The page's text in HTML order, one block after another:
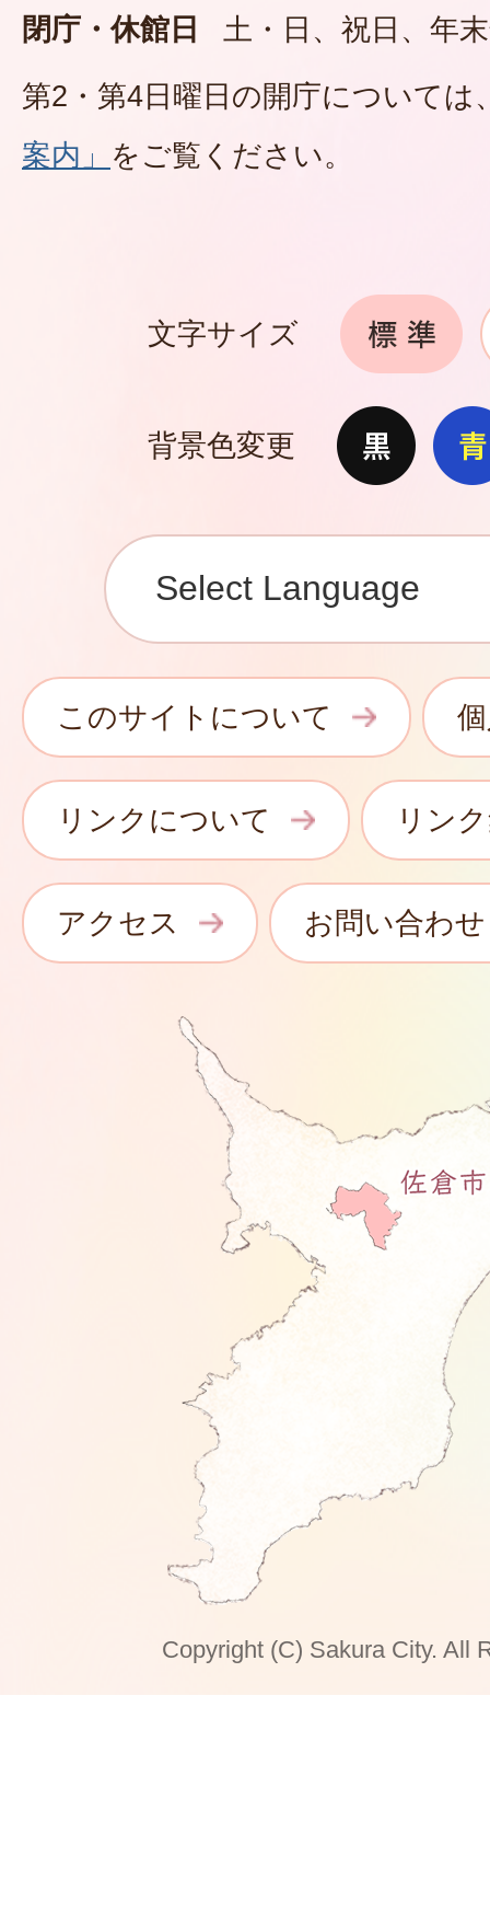
閉庁・休館日
土・日、祝日、年
第2・第4日曜日の開庁については
案内」 をご覧ください。
文字サイズ
背景色変更
このサイトについて
リンクについて リン
アクセス お問い合わせ
Copyright (C) Sakura City. All